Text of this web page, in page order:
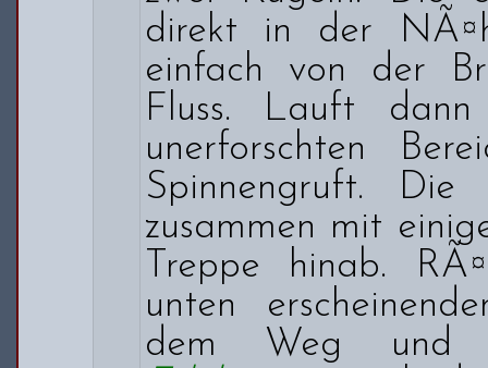
direkt in der
einfach von der
Fluss. Lauft
unerforschten
Spinnengruft. Die
zusammen mit
Treppe hinab.
unten
dem Weg und